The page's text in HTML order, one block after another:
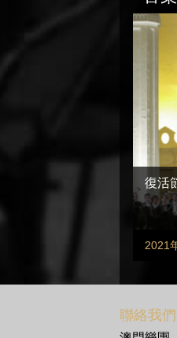
復活
2021
聯絡我們